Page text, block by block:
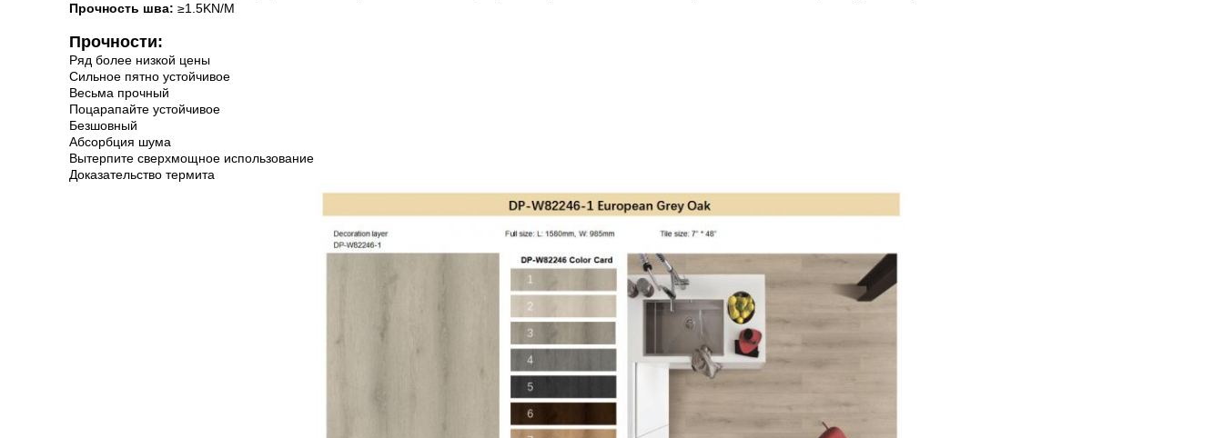
Прочность шва: ≥1.5KN/M
Прочности:
Ряд более низкой цены
Сильное пятно устойчивое
Весьма прочный
Поцарапайте устойчивое
Безшовный
Абсорбция шума
Вытерпите сверхмощное использование
Доказательство термита